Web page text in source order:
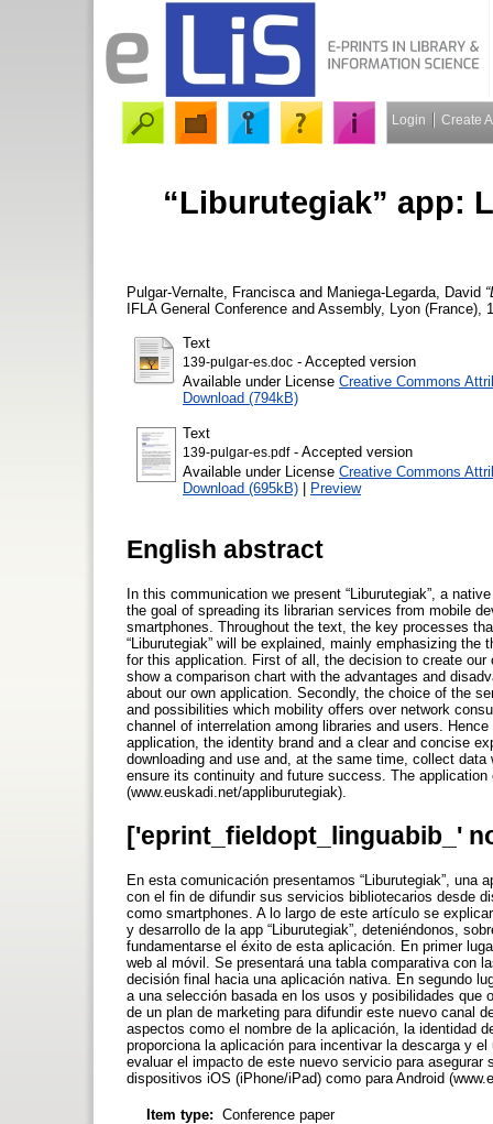
Login Create
“Liburutegiak” app:
Pulgar-Vernalte, Francisca and Maniega-Legarda, David
IFLA General Conference and Assembly, Lyon (France),
Text
139-pulgar-es.doc - Accepted version
Available under License Creative Commons
Download (794kB)
Text
139-pulgar-es.pdf- Accepted version
Available under License Creative Commons
Download (695kB) | Preview
English abstract
In this communication we present “Liburutegiak”, a
the goal of spreading its librarian services from mobile
smartphones. Throughout the text, the key processes
“Liburutegiak” will be explained, mainly emphasizing
for this application. First of all, the decision to create
show a comparison chart with the advantages and
about our own application. Secondly, the choice of the
and possibilities which mobility offers over network
channel of interrelation among libraries and users.
application, the identity brand and a clear and concise
downloading and use and, at the same time, collect
ensure its continuity and future success. The
(www.euskadi.net/appliburutegiak).
['eprint_fieldopt_linguabib_'
En esta comunicación presentamos “Liburutegiak”,
con el fin de difundir sus servicios bibliotecarios desde
como smartphones. A lo largo de este artículo se
y desarrollo de la app “Liburutegiak”, deteniéndonos,
fundamentarse el éxito de esta aplicación. En primer
web al móvil. Se presentará una tabla comparativa con
decisión final hacia una aplicación nativa. En segundo
a una selección basada en los usos y posibilidades que
de un plan de marketing para difundir este nuevo canal
aspectos como el nombre de la aplicación, la identidad
proporciona la aplicación para incentivar la descarga y
evaluar el impacto de este nuevo servicio para
dispositivos iOS (iPhone/iPad) como para Android
Item type: Conference paper